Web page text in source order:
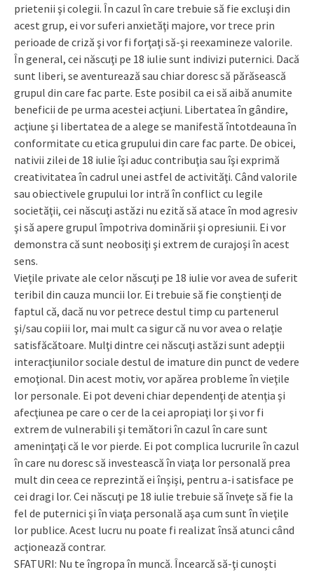
prietenii şi colegii. În cazul în care trebuie să fie excluşi din
acest grup, ei vor suferi anxietăţi majore, vor trece prin
perioade de criză şi vor fi forţaţi să-şi reexamineze valorile.
În general, cei născuţi pe 18 iulie sunt indivizi puternici. Dacă
sunt liberi, se aventurează sau chiar doresc să părăsească
grupul din care fac parte. Este posibil ca ei să aibă anumite
beneficii de pe urma acestei acţiuni. Libertatea în gândire,
acţiune şi libertatea de a alege se manifestă întotdeauna în
conformitate cu etica grupului din care fac parte. De obicei,
nativii zilei de 18 iulie îşi aduc contribuţia sau îşi exprimă
creativitatea în cadrul unei astfel de activităţi. Când valorile
sau obiectivele grupului lor intră în conflict cu legile
societăţii, cei născuţi astăzi nu ezită să atace în mod agresiv
şi să apere grupul împotriva dominării şi opresiunii. Ei vor
demonstra că sunt neobosiţi şi extrem de curajoşi în acest
sens.
Vieţile private ale celor născuţi pe 18 iulie vor avea de suferit
teribil din cauza muncii lor. Ei trebuie să fie conştienţi de
faptul că, dacă nu vor petrece destul timp cu partenerul
şi/sau copiii lor, mai mult ca sigur că nu vor avea o relaţie
satisfăcătoare. Mulţi dintre cei născuţi astăzi sunt adepţii
interacţiunilor sociale destul de imature din punct de vedere
emoţional. Din acest motiv, vor apărea probleme în vieţile
lor personale. Ei pot deveni chiar dependenţi de atenţia şi
afecţiunea pe care o cer de la cei apropiaţi lor şi vor fi
extrem de vulnerabili şi temători în cazul în care sunt
ameninţaţi că le vor pierde. Ei pot complica lucrurile în cazul
în care nu doresc să investească în viaţa lor personală prea
mult din ceea ce reprezintă ei înşişi, pentru a-i satisface pe
cei dragi lor. Cei născuţi pe 18 iulie trebuie să înveţe să fie la
fel de puternici şi în viaţa personală aşa cum sunt în vieţile
lor publice. Acest lucru nu poate fi realizat însă atunci când
acţionează contrar.
SFATURI: Nu te îngropa în muncă. Încearcă să-ţi cunoşti